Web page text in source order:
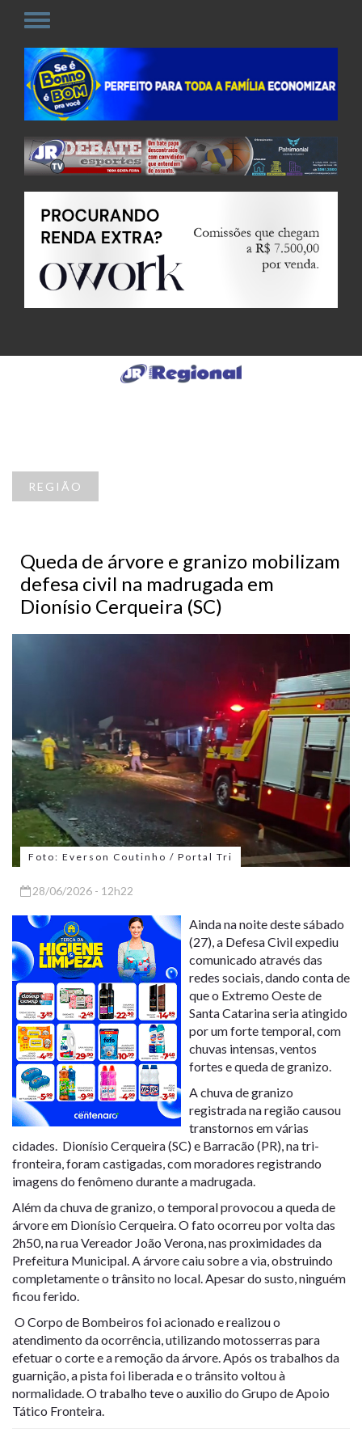
REGIÃO
Queda de árvore e granizo mobilizam
defesa civil na madrugada em
Dionísio Cerqueira (SC)
Foto: Everson Coutinho / Portal Tri
28/06/2026 - 12h22
Ainda na noite deste sábado
(27), a Defesa Civil expediu
comunicado através das
redes sociais, dando conta de
que o Extremo Oeste de
Santa Catarina seria atingido
por um forte temporal, com
chuvas intensas, ventos
fortes e queda de granizo.
A chuva de granizo
registrada na região causou
transtornos em várias
cidades. Dionísio Cerqueira (SC) e Barracão (PR), na tri-
fronteira, foram castigadas, com moradores registrando
imagens do fenômeno durante a madrugada.
Além da chuva de granizo, o temporal provocou a queda de
árvore em Dionísio Cerqueira. O fato ocorreu por volta das
2h50, na rua Vereador João Verona, nas proximidades da
Prefeitura Municipal. A árvore caiu sobre a via, obstruindo
completamente o trânsito no local. Apesar do susto, ninguém
ficou ferido.
O Corpo de Bombeiros foi acionado e realizou o
atendimento da ocorrência, utilizando motosserras para
efetuar o corte e a remoção da árvore. Após os trabalhos da
guarnição, a pista foi liberada e o trânsito voltou à
normalidade. O trabalho teve o auxilio do Grupo de Apoio
Tático Fronteira.